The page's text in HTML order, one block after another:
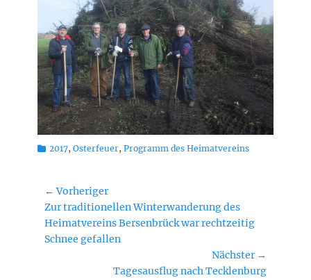
Kategorien
2017, Osterfeuer, Programm des Heimatvereins
Beitragsnavigation
← Vorheriger
Vorheriger
Beitrag:
Zur traditionellen Winterwanderung des
Heimatvereins Bersenbrück war rechtzeitig
Schnee gefallen
Nächster →
Tagesausflug nach Tecklenburg